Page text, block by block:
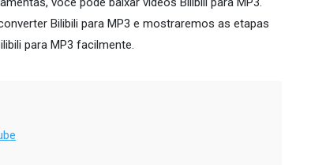
Bilibili para MP3 e mostraremos as etapas
para MP3 facilmente.